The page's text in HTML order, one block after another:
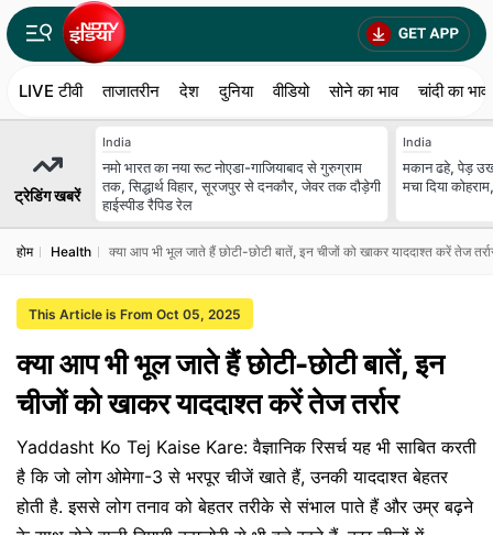
LIVE टीवी ताजातरीन देश दुनिया वीडियो सोने का भाव चांदी का भाव
ट्रेडिंग खबरें
India
नमो भारत का नया रूट नोएडा-गाजियाबाद से गुरुग्राम
तक, सिद्धार्थ विहार, सूरजपुर से दनकौर, जेवर तक दौड़ेगी
हाईस्पीड रैपिड रेल
India
मकान ढहे, पेड़
मचा दिया
होम Health क्या आप भी भूल जाते हैं छोटी-छोटी बातें, इन चीजों को खाकर याददाश्त करें तेज
This Article is From Oct 05, 2025
क्या आप भी भूल जाते हैं छोटी-छोटी बातें, इन
चीजों को खाकर याददाश्त करें तेज तर्रार
Yaddasht Ko Tej Kaise Kare: वैज्ञानिक रिसर्च यह भी साबित करती
है कि जो लोग ओमेगा-3 से भरपूर चीजें खाते हैं, उनकी याददाश्त बेहतर
होती है. इससे लोग तनाव को बेहतर तरीके से संभाल पाते हैं और उम्र बढ़ने